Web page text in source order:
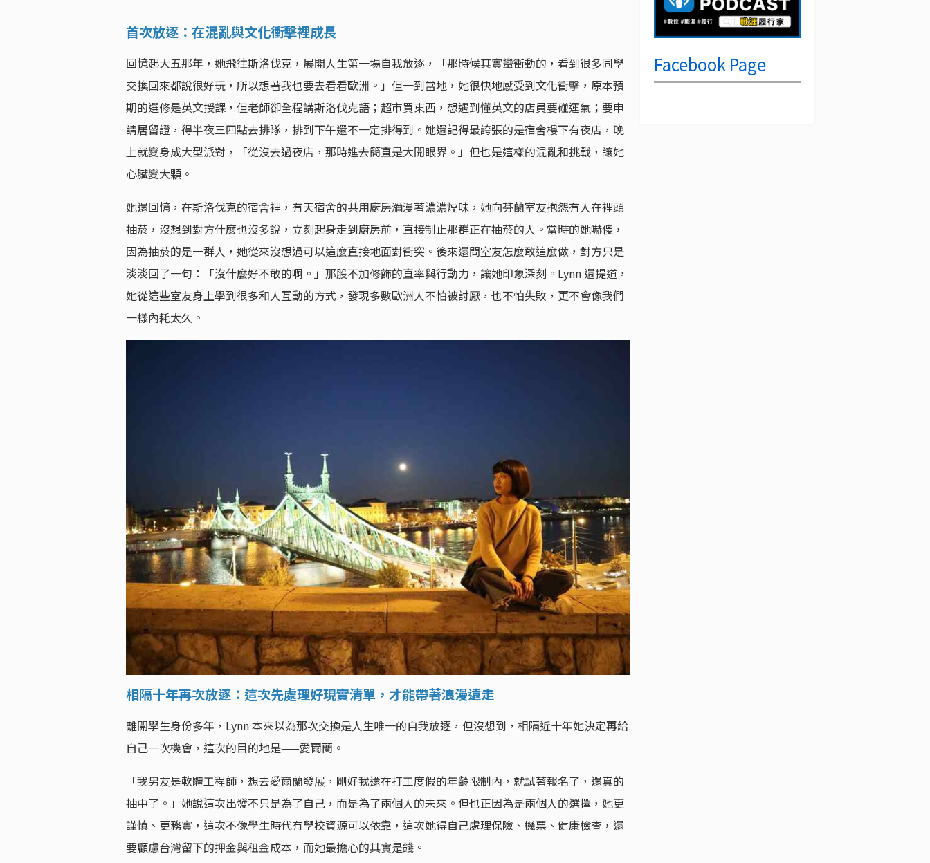
首次放逐：在混亂與文化衝擊裡成長
回憶起大五那年，她飛往斯洛伐克，展開人生第一場自我放逐，「那時候其實蠻衝動的，看到很多同學
交換回來都說很好玩，所以想著我也要去看看歐洲。」但一到當地，她很快地感受到文化衝擊，原本預
期的選修是英文授課，但老師卻全程講斯洛伐克語；超市買東西，想遇到懂英文的店員要碰運氣；要申
請居留證，得半夜三四點去排隊，排到下午還不一定排得到。她還記得最誇張的是宿舍樓下有夜店，晚
上就變身成大型派對，「從沒去過夜店，那時進去簡直是大開眼界。」但也是這樣的混亂和挑戰，讓她
心臟變大顆。
她還回憶，在斯洛伐克的宿舍裡，有天宿舍的共用廚房瀰漫著濃濃煙味，她向芬蘭室友抱怨有人在裡頭
抽菸，沒想到對方什麼也沒多說，立刻起身走到廚房前，直接制止那群正在抽菸的人。當時的她嚇傻，
因為抽菸的是一群人，她從來沒想過可以這麼直接地面對衝突。後來還問室友怎麼敢這麼做，對方只是
淡淡回了一句：「沒什麼好不敢的啊。」那股不加修飾的直率與行動力，讓她印象深刻。Lynn 還提道，
她從這些室友身上學到很多和人互動的方式，發現多數歐洲人不怕被討厭，也不怕失敗，更不會像我們
一樣內耗太久。
相隔十年再次放逐：這次先處理好現實清單，才能帶著浪漫遠走
離開學生身份多年，Lynn 本來以為那次交換是人生唯一的自我放逐，但沒想到，相隔近十年她決定再給
自己一次機會，這次的目的地是——愛爾蘭。
「我男友是軟體工程師，想去愛爾蘭發展，剛好我還在打工度假的年齡限制內，就試著報名了，還真的
抽中了。」她說這次出發不只是為了自己，而是為了兩個人的未來。但也正因為是兩個人的選擇，她更
謹慎、更務實，這次不像學生時代有學校資源可以依靠，這次她得自己處理保險、機票、健康檢查，還
要顧慮台灣留下的押金與租金成本，而她最擔心的其實是錢。
Facebook Page